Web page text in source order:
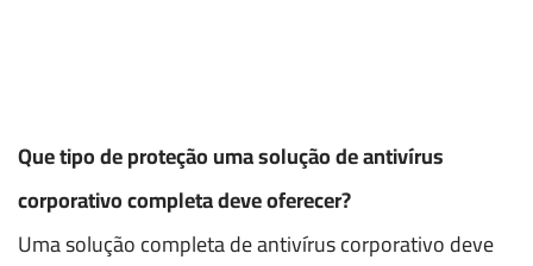
Que tipo de proteção uma solução de antivírus
corporativo completa deve oferecer?
Uma solução completa de antivírus corporativo deve